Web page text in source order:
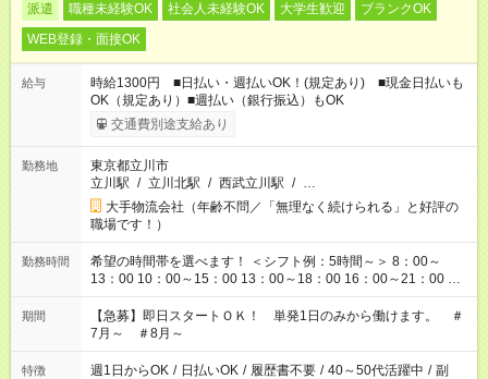
派遣 職種未経験OK 社会人未経験OK 大学生歓迎
ブランクOK
WEB登録・面接OK
給与
時給1300円 ■日払い・週払いOK！(規定あり) ■現金日払いも
OK（規定あり）■週払い（銀行振込）もOK
交通費別途支給あり
勤務地
東京都立川市
立川駅 / 立川北駅 / 西武立川駅 / …
大手物流会社（年齢不問／「無理なく続けられる」と好評の
職場です！）
勤務時間
希望の時間帯を選べます！ ＜シフト例：5時間～＞ 8：00～
13：00 10：00～15：00 13：00～18：00 16：00～21：00 ＜
シフト例：8時間～＞ ・10：00～19：00 ・13：00～22：00 ・
22：00～翌6：00 など！是非ご希望をお聞かせください！
期間
【急募】即日スタートＯＫ！ 単発1日のみから働けます。 ＃
7月～ ＃8月～
特徴 週1日からOK / 日払いOK / 履歴書不要 / 40～50代活躍中 / 副